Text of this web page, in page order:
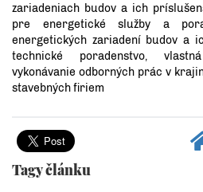
zariadeniach budov a ich
pre energetické služby a
energetických zariadení budov a
technické poradenstvo,
vykonávanie odborných prác v
stavebných firiem
Tagy článku